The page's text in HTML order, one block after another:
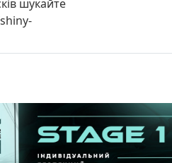
шукайте